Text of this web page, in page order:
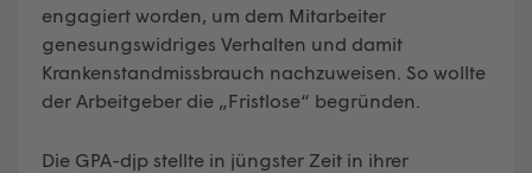
engagiert worden, um dem Mitarbeiter
genesungswidriges Verhalten und damit
Krankenstandmissbrauch nachzuweisen. So wollte
der Arbeitgeber die „Fristlose“ begründen.
Die GPA-djp stellte in jüngster Zeit in ihrer